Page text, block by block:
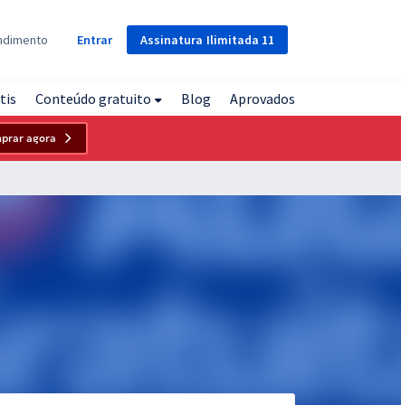
Assinatura Ilimitada 11
Entrar
Conteúdo gratuito Blog Aprovados
agora